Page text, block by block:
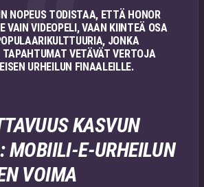
NOPEUS TODISTAA, ETTÄ HONOR
VAIN VIDEOPELI, VAAN KIINTEÄ OSA
JONKA
TAPAHTUMAT VETÄVÄT VERTOJA
URHEILUN FINAALEILLE.
KASVUN
MOBIILI-E-URHEILUN
VOIMA